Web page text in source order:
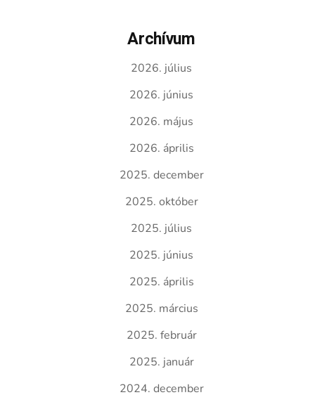
Archívum
2026. július
2026. június
2026. május
2026. április
2025. december
2025. október
2025. július
2025. június
2025. április
2025. március
2025. február
2025. január
2024. december